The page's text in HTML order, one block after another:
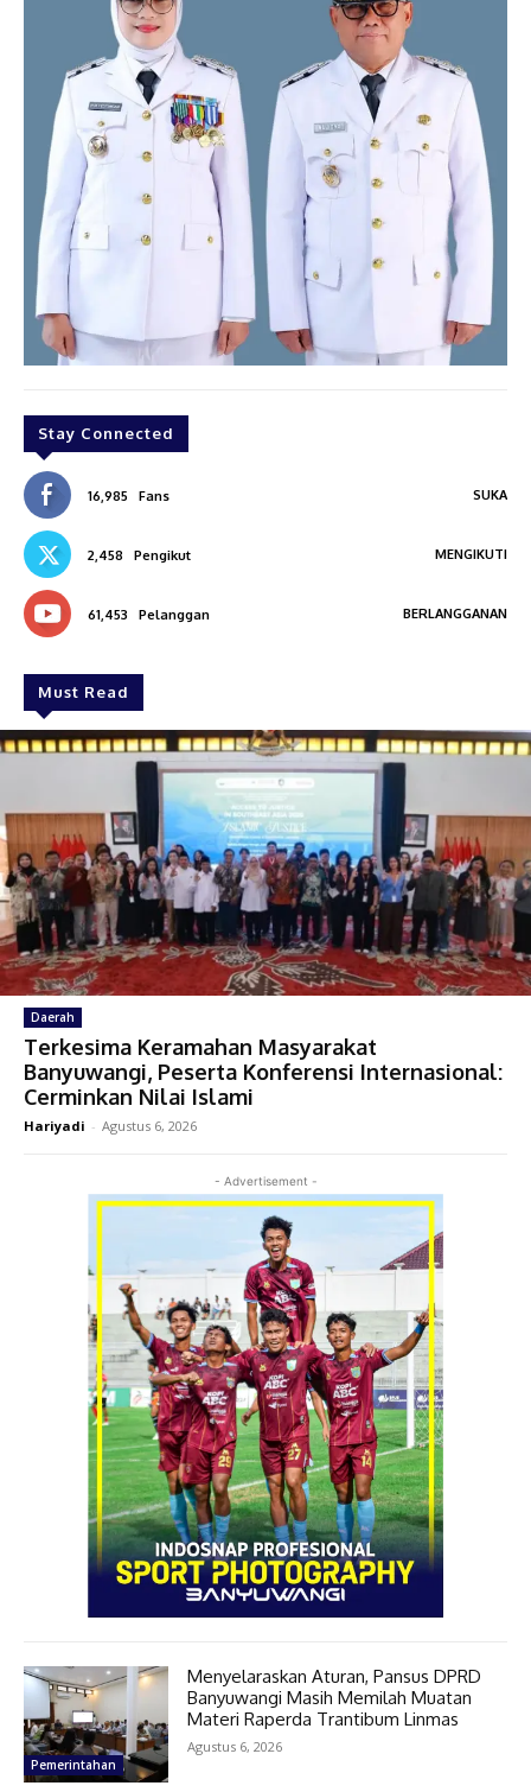
Stay Connected
16,985 Fans SUKA
2,458 Pengikut MENGIKUTI
61,453 Pelanggan BERLANGGANAN
Must Read
Daerah
Terkesima Keramahan Masyarakat
Banyuwangi, Peserta Konferensi Internasional:
Cerminkan Nilai Islami
Hariyadi - Agustus 6, 2026
- Advertisement -
Pemerintahan
Menyelaraskan Aturan, Pansus DPRD
Banyuwangi Masih Memilah Muatan
Materi Raperda Trantibum Linmas
Agustus 6, 2026